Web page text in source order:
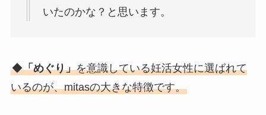
いたのかな？と思います。
◆「めぐり」を意識している妊活女性に選ばれて
いるのが、mitasの大きな特徴です。